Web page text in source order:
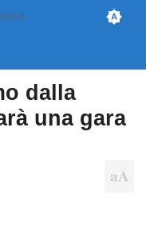
dalla
una gara